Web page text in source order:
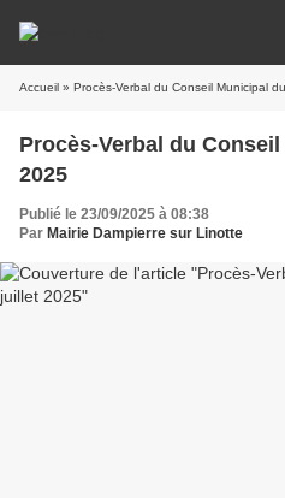
Accueil » Procès-Verbal du Conseil Municipal
Procès-Verbal du
2025
Publié le 23/09/2025 à 08:38
Par Mairie Dampierre sur Linotte